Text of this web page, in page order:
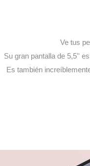
Ve tus
Su gran pantalla de 5,5''
Es también